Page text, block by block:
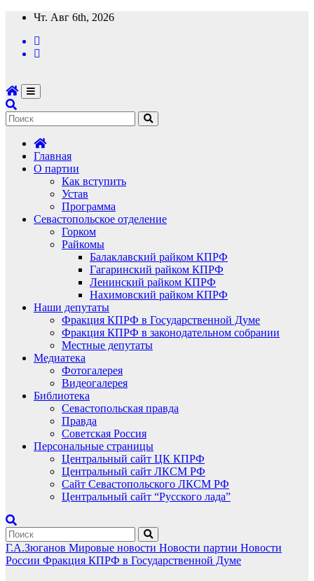
Перейти
содержимому
Чт. Авг 6th, 2026
Главная
О партии
Как вступить
Устав
Программа
Севастопольское отделение
Горком
Райкомы
Балаклавский райком КПРФ
Гагаринский райком КПРФ
Ленинский райком КПРФ
Нахимовский райком КПРФ
Наши депутаты
Фракция КПРФ в Государственной Думе
Фракция КПРФ в законодательном собрании
Местные депутаты
Медиатека
Фотогалерея
Видеогалерея
Библиотека
Севастопольская правда
Правда
Советская Россия
Персональные страницы
Центральный сайт ЦК КПРФ
Центральный сайт ЛКСМ РФ
Сайт Севастопольского ЛКСМ РФ
Центральный сайт “Русского лада”
Г.А.Зюганов Мировые новости Новости партии Новости
России Фракция КПРФ в Государственной Думе